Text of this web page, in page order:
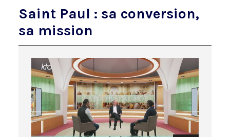
Saint Paul : sa conversion,
sa mission